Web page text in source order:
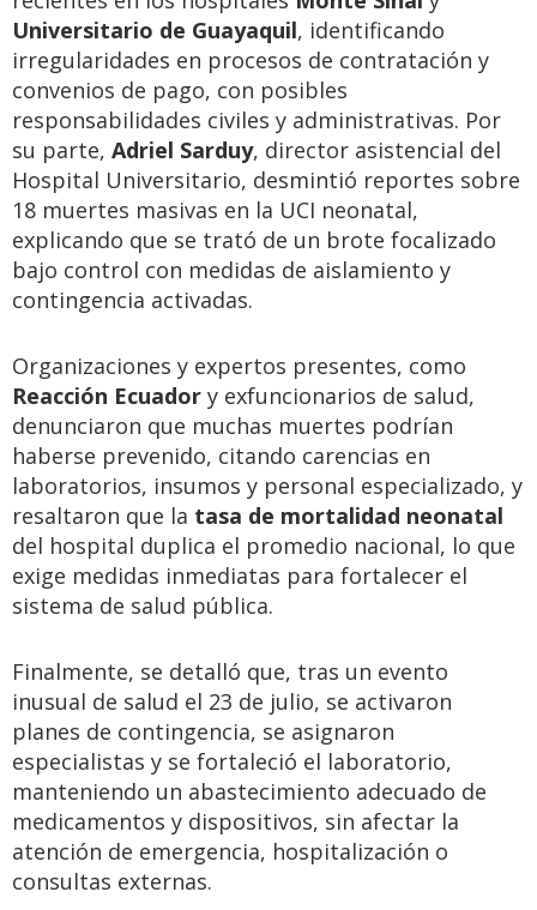
Universitario de Guayaquil, identificando
irregularidades en procesos de contratación y
convenios de pago, con posibles
responsabilidades civiles y administrativas. Por
su parte, Adriel Sarduy, director asistencial del
Hospital Universitario, desmintió reportes sobre
18 muertes masivas en la UCI neonatal,
explicando que se trató de un brote focalizado
bajo control con medidas de aislamiento y
contingencia activadas.
Organizaciones y expertos presentes, como
Reacción Ecuador y exfuncionarios de salud,
denunciaron que muchas muertes podrían
haberse prevenido, citando carencias en
laboratorios, insumos y personal especializado, y
resaltaron que la tasa de mortalidad neonatal
del hospital duplica el promedio nacional, lo que
exige medidas inmediatas para fortalecer el
sistema de salud pública.
Finalmente, se detalló que, tras un evento
inusual de salud el 23 de julio, se activaron
planes de contingencia, se asignaron
especialistas y se fortaleció el laboratorio,
manteniendo un abastecimiento adecuado de
medicamentos y dispositivos, sin afectar la
atención de emergencia, hospitalización o
consultas externas.